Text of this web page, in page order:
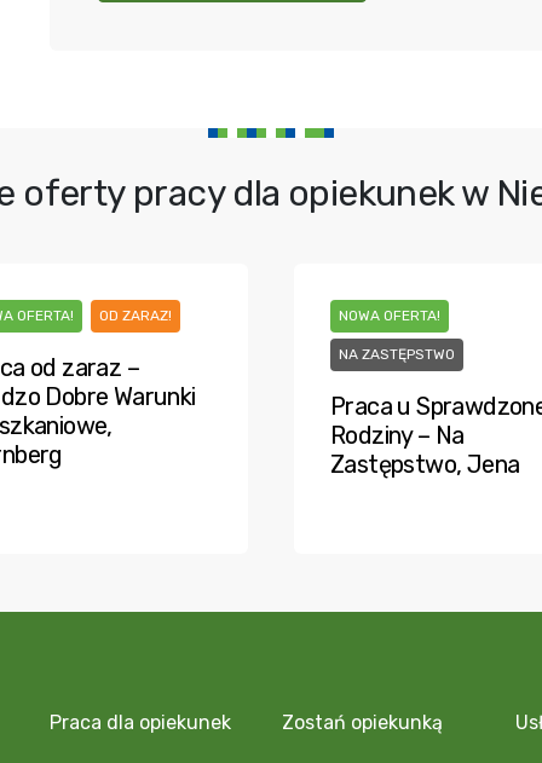
oferty pracy dla opiekunek w
OFERTA! OD ZARAZ!
od zaraz –
Dobre Warunki
NOWA OFERTA!
NA ZASTĘPSTWO
Praca u
Rodziny – Na
Zastępstwo, Jena
Praca dla opiekunek Zostań opiekunką